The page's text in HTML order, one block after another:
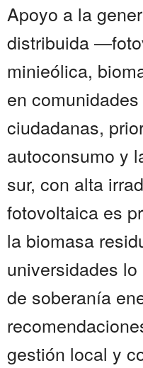
Apoyo a la
distribuida
minieólica,
en
ciudadanas,
autoconsumo y
sur, con alta
fotovoltaica es
la biomasa
universidades
de soberanía
gestión local y